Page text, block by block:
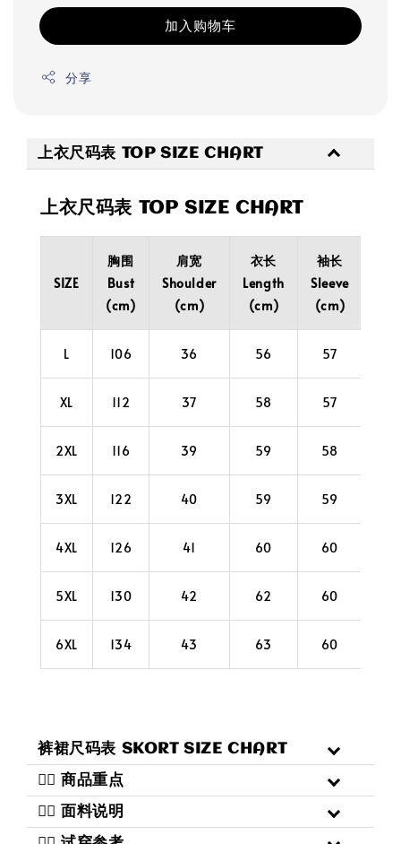
加入购物车
分享
上衣尺码表 TOP SIZE CHART
上衣尺码表 TOP SIZE CHART
SIZE
胸围
Bust
(cm)
肩宽
Shoulder
(cm)
衣长
Length
(cm)
袖长
Sleeve
(cm)
L 106 36 56 57
XL 112 37 58 57
2XL 116 39 59 58
3XL 122 40 59 59
4XL 126 41 60 60
5XL 130 42 62 60
6XL 134 43 63 60
裤裙尺码表 SKORT SIZE CHART
二️⃣ 商品重点
三️⃣ 面料说明